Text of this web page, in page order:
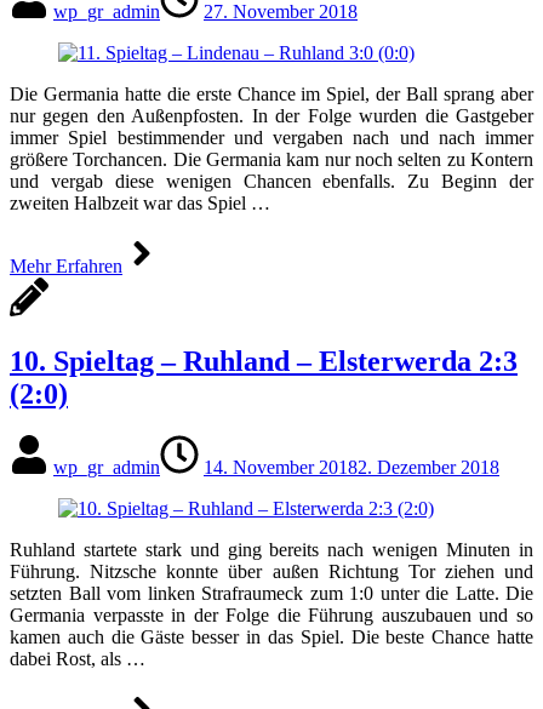
wp_gr_admin 27. November 2018
Die Germania hatte die erste Chance im Spiel, der Ball sprang aber
nur gegen den Außenpfosten. In der Folge wurden die Gastgeber
immer Spiel bestimmender und vergaben nach und nach immer
größere Torchancen. Die Germania kam nur noch selten zu Kontern
und vergab diese wenigen Chancen ebenfalls. Zu Beginn der
zweiten Halbzeit war das Spiel …
Mehr Erfahren
10. Spieltag – Ruhland – Elsterwerda 2:3
(2:0)
wp_gr_admin 14. November 20182. Dezember 2018
Ruhland startete stark und ging bereits nach wenigen Minuten in
Führung. Nitzsche konnte über außen Richtung Tor ziehen und
setzten Ball vom linken Strafraumeck zum 1:0 unter die Latte. Die
Germania verpasste in der Folge die Führung auszubauen und so
kamen auch die Gäste besser in das Spiel. Die beste Chance hatte
dabei Rost, als …